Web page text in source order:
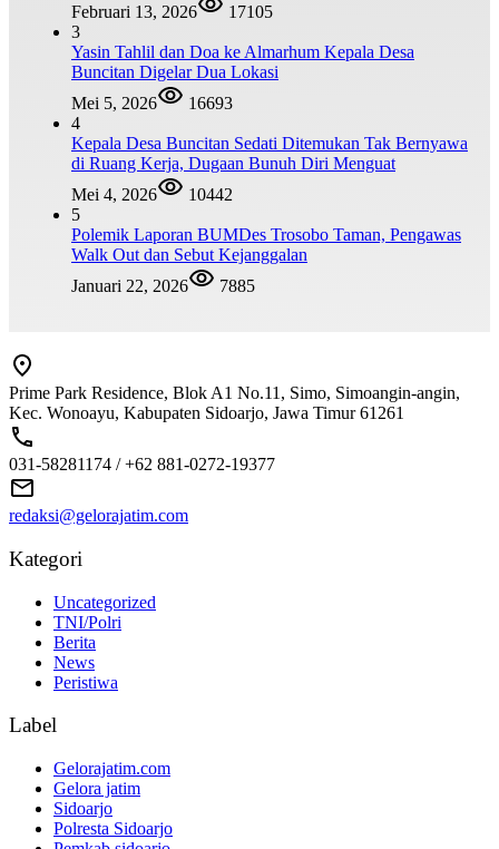
Februari 13, 2026
17105
3
Yasin Tahlil dan Doa ke Almarhum Kepala Desa
Buncitan Digelar Dua Lokasi
Mei 5, 2026
16693
4
Kepala Desa Buncitan Sedati Ditemukan Tak Bernyawa
di Ruang Kerja, Dugaan Bunuh Diri Menguat
Mei 4, 2026
10442
5
Polemik Laporan BUMDes Trosobo Taman, Pengawas
Walk Out dan Sebut Kejanggalan
Januari 22, 2026
7885
Prime Park Residence, Blok A1 No.11, Simo, Simoangin-angin,
Kec. Wonoayu, Kabupaten Sidoarjo, Jawa Timur 61261
031-58281174 / +62 881-0272-19377
redaksi@gelorajatim.com
Kategori
Uncategorized
TNI/Polri
Berita
News
Peristiwa
Label
Gelorajatim.com
Gelora jatim
Sidoarjo
Polresta Sidoarjo